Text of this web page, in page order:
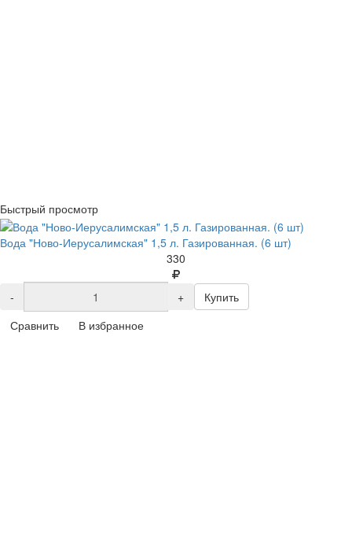
Быстрый просмотр
Вода "Ново-Иерусалимская" 1,5 л. Газированная. (6 шт)
330
- +
Купить
Сравнить
В избранное